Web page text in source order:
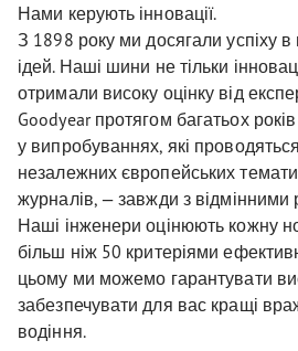
Нами керують інновації.
З 1898 року ми досягали успіху
ідей. Наші шини не тільки
отримали високу оцінку від
Goodyear протягом багатьох
у випробуваннях, які
незалежних європейських
журналів, — завжди з відмінними
Наші інженери оцінюють кожну
більш ніж 50 критеріями
цьому ми можемо гарантувати
забезпечувати для вас кращі
водіння.